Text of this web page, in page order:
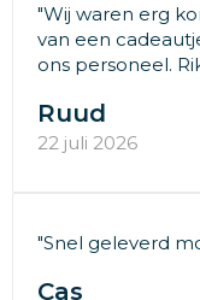
"Wij waren erg
van een
ons personeel.
Ruud
22 juli 2026
"Snel geleverd
Cas